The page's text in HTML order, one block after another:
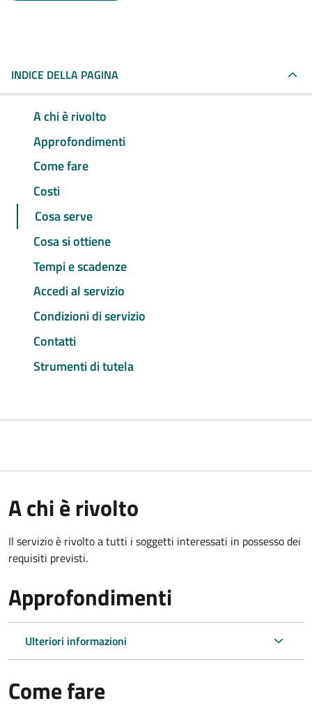
INDICE DELLA PAGINA
A chi è rivolto
Approfondimenti
Come fare
Costi
Cosa serve
Cosa si ottiene
Tempi e scadenze
Accedi al servizio
Condizioni di servizio
Contatti
Strumenti di tutela
A chi è rivolto
Il servizio è rivolto a tutti i soggetti interessati in possesso dei
requisiti previsti.
Approfondimenti
Ulteriori informazioni
Come fare